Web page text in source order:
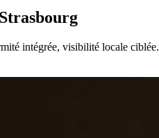
intégrée, visibilité locale ciblée.